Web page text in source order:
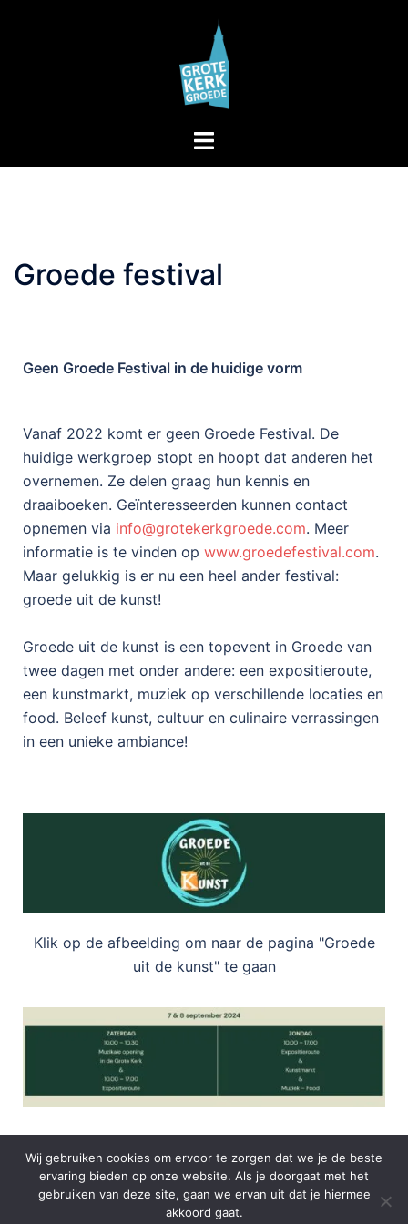
Groede festival
Geen Groede Festival in de huidige vorm
Vanaf 2022 komt er geen Groede Festival. De
huidige werkgroep stopt en hoopt dat anderen het
overnemen. Ze delen graag hun kennis en
draaiboeken. Geïnteresseerden kunnen contact
opnemen via info@grotekerkgroede.com. Meer
informatie is te vinden op www.groedefestival.com.
Maar gelukkig is er nu een heel ander festival:
groede uit de kunst!
Groede uit de kunst is een topevent in Groede van
twee dagen met onder andere: een expositieroute,
een kunstmarkt, muziek op verschillende locaties en
food. Beleef kunst, cultuur en culinaire verrassingen
in een unieke ambiance!
Klik op de afbeelding om naar de pagina "Groede
uit de kunst" te gaan
Wij gebruiken cookies om ervoor te zorgen dat we je de beste
ervaring bieden op onze website. Als je doorgaat met het
gebruiken van deze site, gaan we ervan uit dat je hiermee
akkoord gaat.